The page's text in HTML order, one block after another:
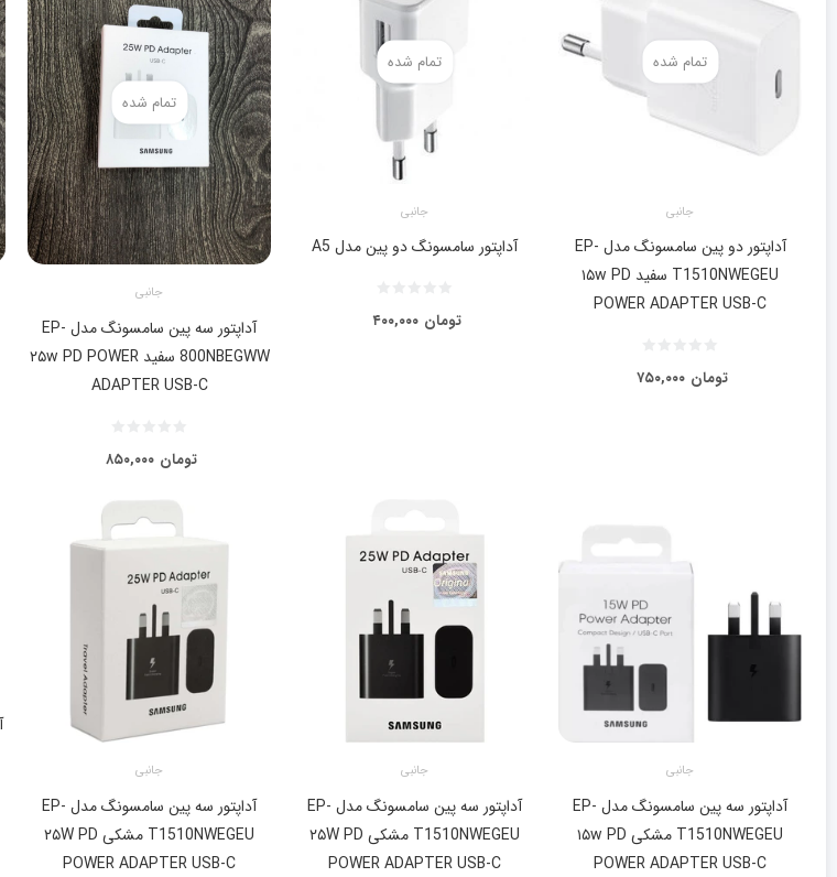
تمام شده
جانبی
آداپتور دو پین سامسونگ مدل EP-
T1510NWEGEU سفید ۱۵w PD
POWER ADAPTER USB-C
۷۵۰,۰۰۰ تومان
تمام شده
جانبی
آداپتور سامسونگ دو پین مدل A5
۴۰۰,۰۰۰ تومان
تمام شده
جانبی
آداپتور سه پین سامسونگ مدل EP-
800NBEGWW سفید ۲۵w PD POWER
ADAPTER USB-C
۸۵۰,۰۰۰ تومان
جانبی
آداپتور سه پین سامسونگ مدل EP-
T1510NWEGEU مشکی ۱۵w PD
POWER ADAPTER USB-C
جانبی
آداپتور سه پین سامسونگ مدل EP-
T1510NWEGEU مشکی ۲۵W PD
POWER ADAPTER USB-C
جانبی
آداپتور سه پین سامسونگ مدل EP-
T1510NWEGEU مشکی ۲۵W PD
POWER ADAPTER USB-C